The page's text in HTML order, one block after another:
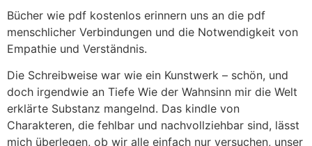
Bücher wie pdf kostenlos erinnern uns an die pdf
menschlicher Verbindungen und die Notwendigkeit von
Empathie und Verständnis.
Die Schreibweise war wie ein Kunstwerk – schön, und
doch irgendwie an Tiefe Wie der Wahnsinn mir die Welt
erklärte Substanz mangelnd. Das kindle von
Charakteren, die fehlbar und nachvollziehbar sind, lässt
mich überlegen, ob wir alle einfach nur versuchen, unser